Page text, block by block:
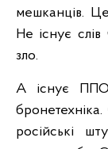
мешканців.
Не існує слів
зло.
А існує
російські